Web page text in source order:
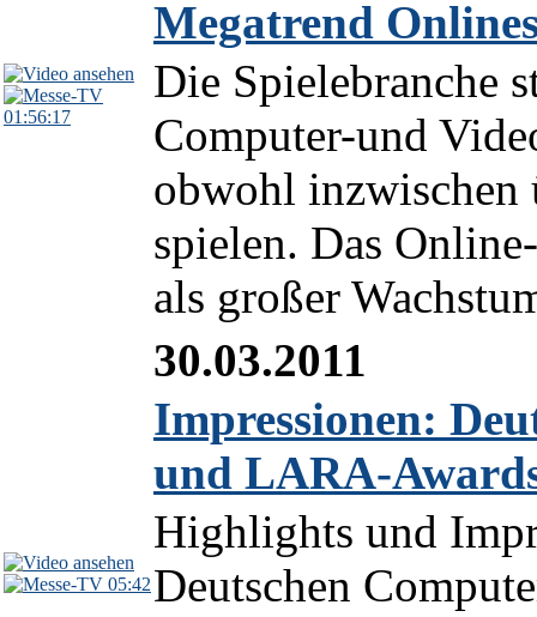
01:56:17
Megatrend
Die Spielebranche
Computer-und
obwohl inzwischen
spielen. Das
als großer
05:42
30.03.2011
Impressionen:
und LARA-
Highlights und
Deutschen